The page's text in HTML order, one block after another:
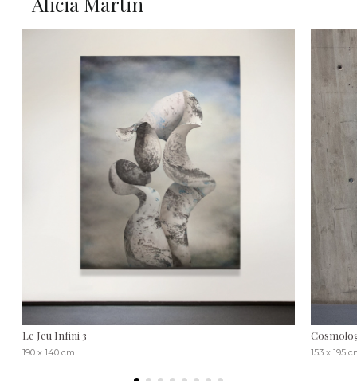
Le Jeu Infini 3
190 x 140 cm 153 x 195